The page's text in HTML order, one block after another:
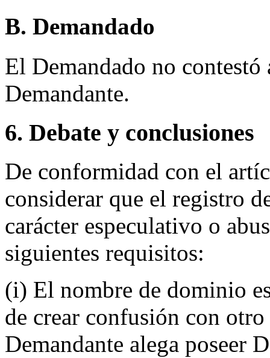
B. Demandado
El Demandado no contestó
Demandante.
6. Debate y conclusiones
De conformidad con el
considerar que el registro
carácter especulativo o
siguientes requisitos:
(i) El nombre de dominio
de crear confusión con
Demandante alega poseer